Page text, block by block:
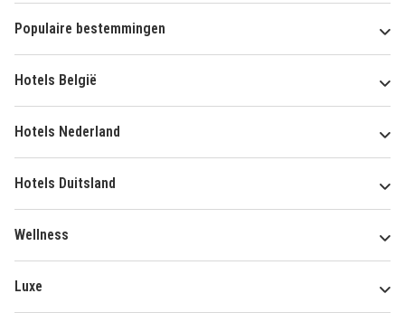
Populaire bestemmingen
Hotels België
Hotels Nederland
Hotels Duitsland
Wellness
Luxe